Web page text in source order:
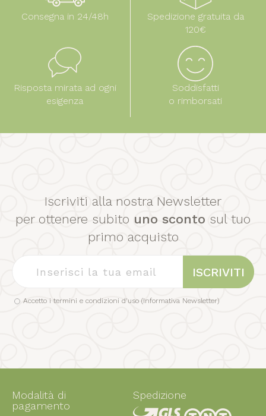
Consegna in 24/48h
Spedizione gratuita da
120€
Risposta mirata ad ogni
esigenza
Soddisfatti
o rimborsati
Iscriviti alla nostra Newsletter
per ottenere subito uno sconto sul tuo
primo acquisto
ISCRIVITI
Accetto i termini e condizioni d'uso (Informativa Newsletter)
Modalità di
pagamento
Spedizione